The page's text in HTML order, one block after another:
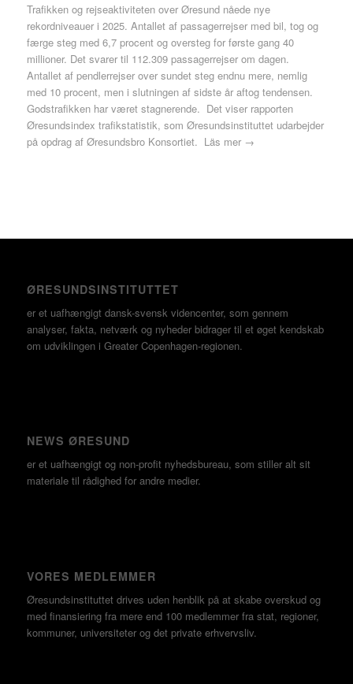
Trafikken og rejseaktiviteten over Øresund nåede nye
rekordniveauer i 2025. Antallet af passagerrejser med bil, tog og
færge steg med 6,7 procent og oversteg for første gang 40
millioner. Det svarer til 112.309 passagerrejser om dagen.
Antallet af pendlerrejser over sundet steg endnu mere, nemlig
med 10 procent, men i slutningen af sidste år aftog tendensen.
Godstrafikken har været stagnerende. Det viser rapporten
Øresundsindex trafikstatistik, som Øresundsinstituttet udarbejder
på opdrag af Øresundsbro Konsortiet. Läs mer →
ØRESUNDSINSTITUTTET
er et uafhængigt dansk-svensk videncenter, som gennem
analyser, fakta, netværk og nyheder bidrager til et øget kendskab
om udviklingen i Greater Copenhagen-regionen.
NEWS ØRESUND
er et uafhængigt og non-profit nyhedsbureau, som stiller alt sit
materiale til rådighed for andre medier.
VORES MEDLEMMER
Øresundsinstituttet drives uden henblik på at skabe overskud og
med finansiering fra mere end 100 medlemmer fra stat, regioner,
kommuner, universiteter og det private erhvervsliv.